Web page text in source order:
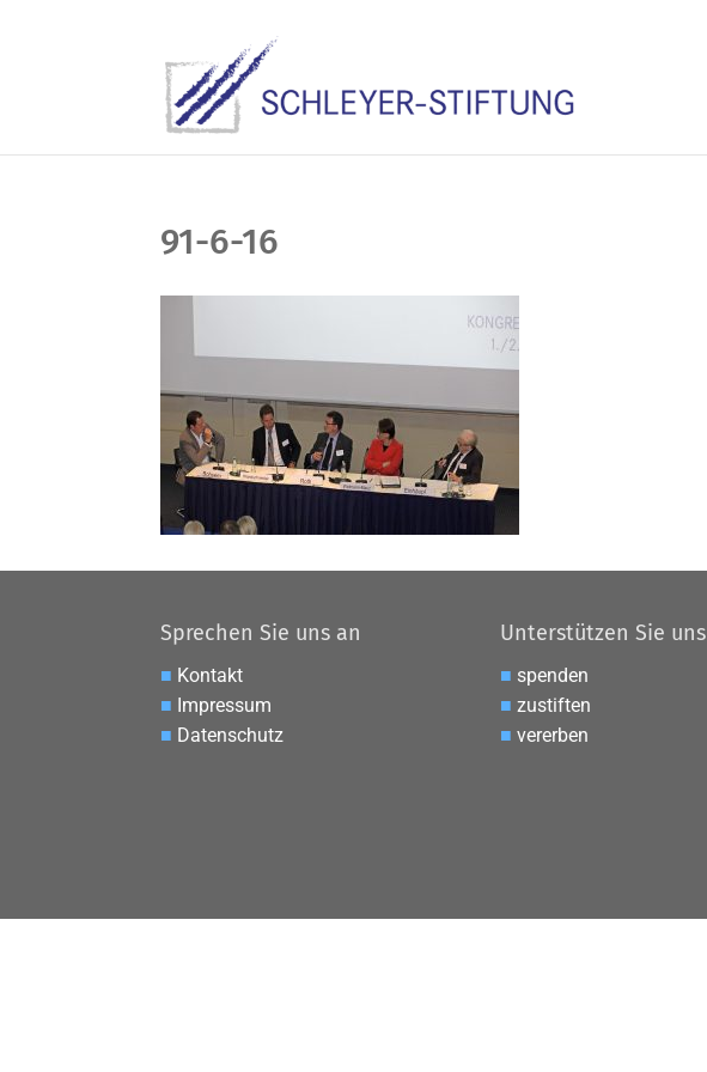
91-6-16
Sprechen Sie uns an
■ Kontakt
■ Impressum
■ Datenschutz
Unterstützen Sie uns
■ spenden
■ zustiften
■ vererben